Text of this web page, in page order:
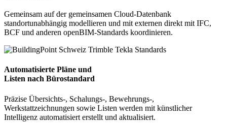
Gemeinsam auf der gemeinsamen Cloud-Datenbank
standortunabhängig modellieren und mit externen direkt mit IFC,
BCF und anderen openBIM-Standards koordinieren.
Automatisierte Pläne und
Listen nach Bürostandard
Präzise Übersichts-, Schalungs-, Bewehrungs-,
Werkstattzeichnungen sowie Listen werden mit künstlicher
Intelligenz automatisiert erstellt und aktualisiert.